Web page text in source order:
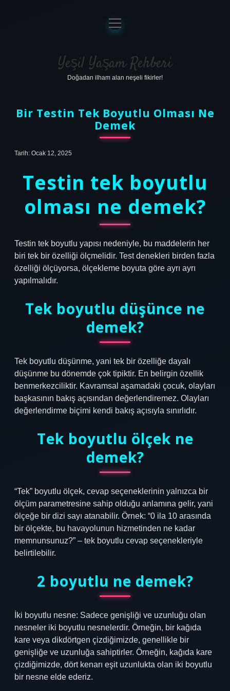
Anasayfa
Gizlilik Politikası
Yasal Uyarı
menüyü
aç
Yeşil Yaşam Rehberi
Doğadan ilham alan neşeli fikirler!
Bir Testin Tek Boyutlu Olması Ne
Demek
Tarih: Ocak 12, 2025
Testin tek boyutlu
olması ne demek?
Testin tek boyutlu yapısı nedeniyle, bu maddelerin her
biri tek bir özelliği ölçmelidir. Test denekleri birden fazla
özelliği ölçüyorsa, ölçekleme boyuta göre ayrı ayrı
yapılmalıdır.
Tek boyutlu düşünce ne
demek?
Tek boyutlu düşünme, yani tek bir özelliğe dayalı
düşünme bu dönemde çok tipiktir. En belirgin özellik
benmerkezciliktir. Kavramsal aşamadaki çocuk, olayları
başkasının bakış açısından değerlendiremez. Olayları
değerlendirme biçimi kendi bakış açısıyla sınırlıdır.
Tek boyutlu ölçek ne
demek?
“Tek” boyutlu ölçek, cevap seçeneklerinin yalnızca bir
ölçüm parametresine sahip olduğu anlamına gelir, yani
ölçeğe bir dizi sayı atanabilir. Örnek: “0 ila 10 arasında
bir ölçekte, bu havayolunun hizmetinden ne kadar
memnunsunuz?” – tek boyutlu cevap seçenekleriyle
belirtilebilir.
2 boyutlu ne demek?
İki boyutlu nesne: Sadece genişliği ve uzunluğu olan
nesneler iki boyutlu nesnelerdir. Örneğin, bir kağıda
kare veya dikdörtgen çizdiğimizde, genellikle bir
genişliğe ve uzunluğa sahiptirler. Örneğin, kağıda kare
çizdiğimizde, dört kenarı eşit uzunlukta olan iki boyutlu
bir nesne elde ederiz.